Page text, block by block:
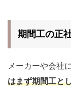
期間工の正
メーカーや会社
はまず期間工と